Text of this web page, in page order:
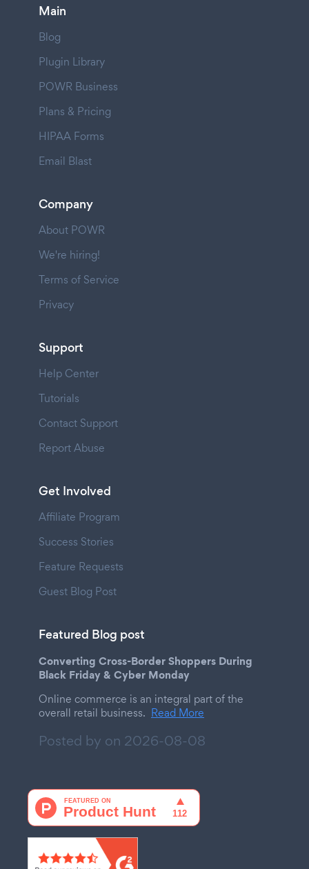
Main
Blog
Plugin Library
POWR Business
Plans & Pricing
HIPAA Forms
Email Blast
Company
About POWR
We're hiring!
Terms of Service
Privacy
Support
Help Center
Tutorials
Contact Support
Report Abuse
Get Involved
Affiliate Program
Success Stories
Feature Requests
Guest Blog Post
Featured Blog post
Converting Cross-Border Shoppers During
Black Friday & Cyber Monday
Online commerce is an integral part of the
overall retail business. Read More
Posted by on 2026-08-08